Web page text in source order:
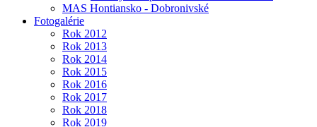
MAS Hontiansko - Dobronivské
Fotogalérie
Rok 2012
Rok 2013
Rok 2014
Rok 2015
Rok 2016
Rok 2017
Rok 2018
Rok 2019